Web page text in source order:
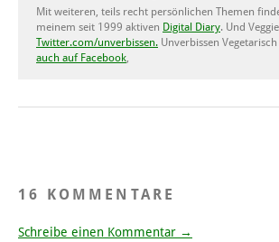
Mit weiteren, teils recht persönlichen Themen
meinem seit 1999 aktiven Digital Diary. Und
Twitter.com/unverbissen. Unverbissen
auch auf Facebook,
16 KOMMENTARE
Schreibe einen Kommentar →